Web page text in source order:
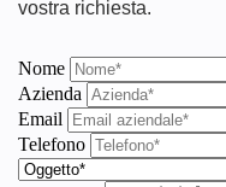
vostra richiesta.
Nome
Azienda
Email
Telefono